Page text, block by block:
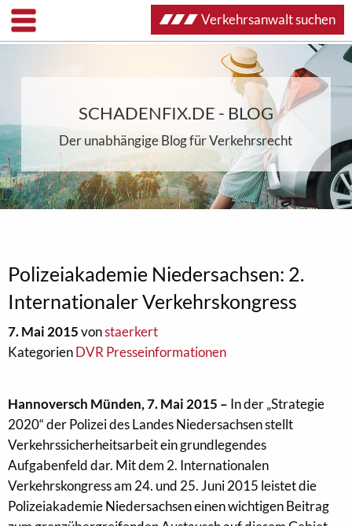
SCHADENFIX.DE - BLOG
Der unabhängige Blog für Verkehrsrecht
Polizeiakademie Niedersachsen: 2.
Internationaler Verkehrskongress
7. Mai 2015vonstaerkert
KategorienDVR Presseinformationen
Hannoversch Münden, 7. Mai 2015 – In der „Strategie
2020“ der Polizei des Landes Niedersachsen stellt
Verkehrssicherheitsarbeit ein grundlegendes
Aufgabenfeld dar. Mit dem 2. Internationalen
Verkehrskongress am 24. und 25. Juni 2015 leistet die
Polizeiakademie Niedersachsen einen wichtigen Beitrag
Verkehrsanwalt suchen